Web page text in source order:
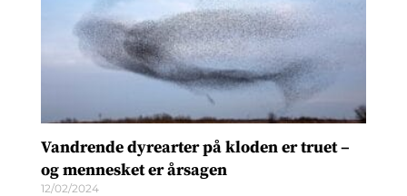
Vandrende dyrearter på kloden er truet –
og mennesket er årsagen
12/02/2024